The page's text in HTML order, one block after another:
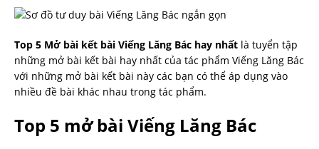
Top 5 Mở bài kết bài Viếng Lăng Bác hay nhất là tuyển tập
những mở bài kết bài hay nhất của tác phẩm Viếng Lăng Bác
với những mở bài kết bài này các bạn có thể áp dụng vào
nhiều đề bài khác nhau trong tác phẩm.
Top 5 mở bài Viếng Lăng Bác